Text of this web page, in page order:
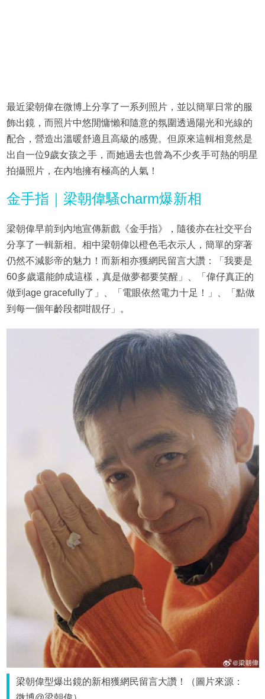
最近梁朝偉在微博上分享了一系列照片，並以簡單日常的服
飾出鏡，而照片中悠閒慵懶和隨意的氛圍透過陽光和光線的
配合，營造出溫暖舒適且高級的感覺。但原來這輯相竟然是
出自一位9歲女孩之手，而她過去也曾為不少炙手可熱的明星
拍攝照片，在內地擁有極高的人氣！
金手指｜梁朝偉騷charm爆新相
梁朝偉早前到內地宣傳新戲《金手指》，隨後亦在社交平台
分享了一輯新相。相中梁朝偉以橙色毛衣示人，簡單的穿著
仍然不減影帝的魅力！而新相亦獲網民留言大讚：「我要是
60多歲還能帥成這樣，真是做夢都要笑醒」、「偉仔真正的
做到age gracefully了」、「電眼依然電力十足！」、「點做
到每一個年齡段都咁靚仔」。
梁朝偉型爆出鏡的新相獲網民留言大讚！（圖片來源：